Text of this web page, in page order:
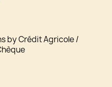
by Crédit Agricole /